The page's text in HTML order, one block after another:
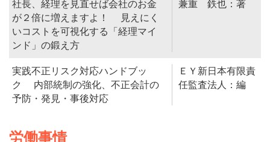
社長、経理を見直せば会社のお金
が２倍に増えますよ！ 見えにく
いコストを可視化する「経理マイ
ンド」の鍛え方
兼重 鉄也：著
実践不正リスク対応ハンドブッ
ク 内部統制の強化、不正会計の
予防・発見・事後対応
ＥＹ新日本有限責
任監査法人：編
労働事情